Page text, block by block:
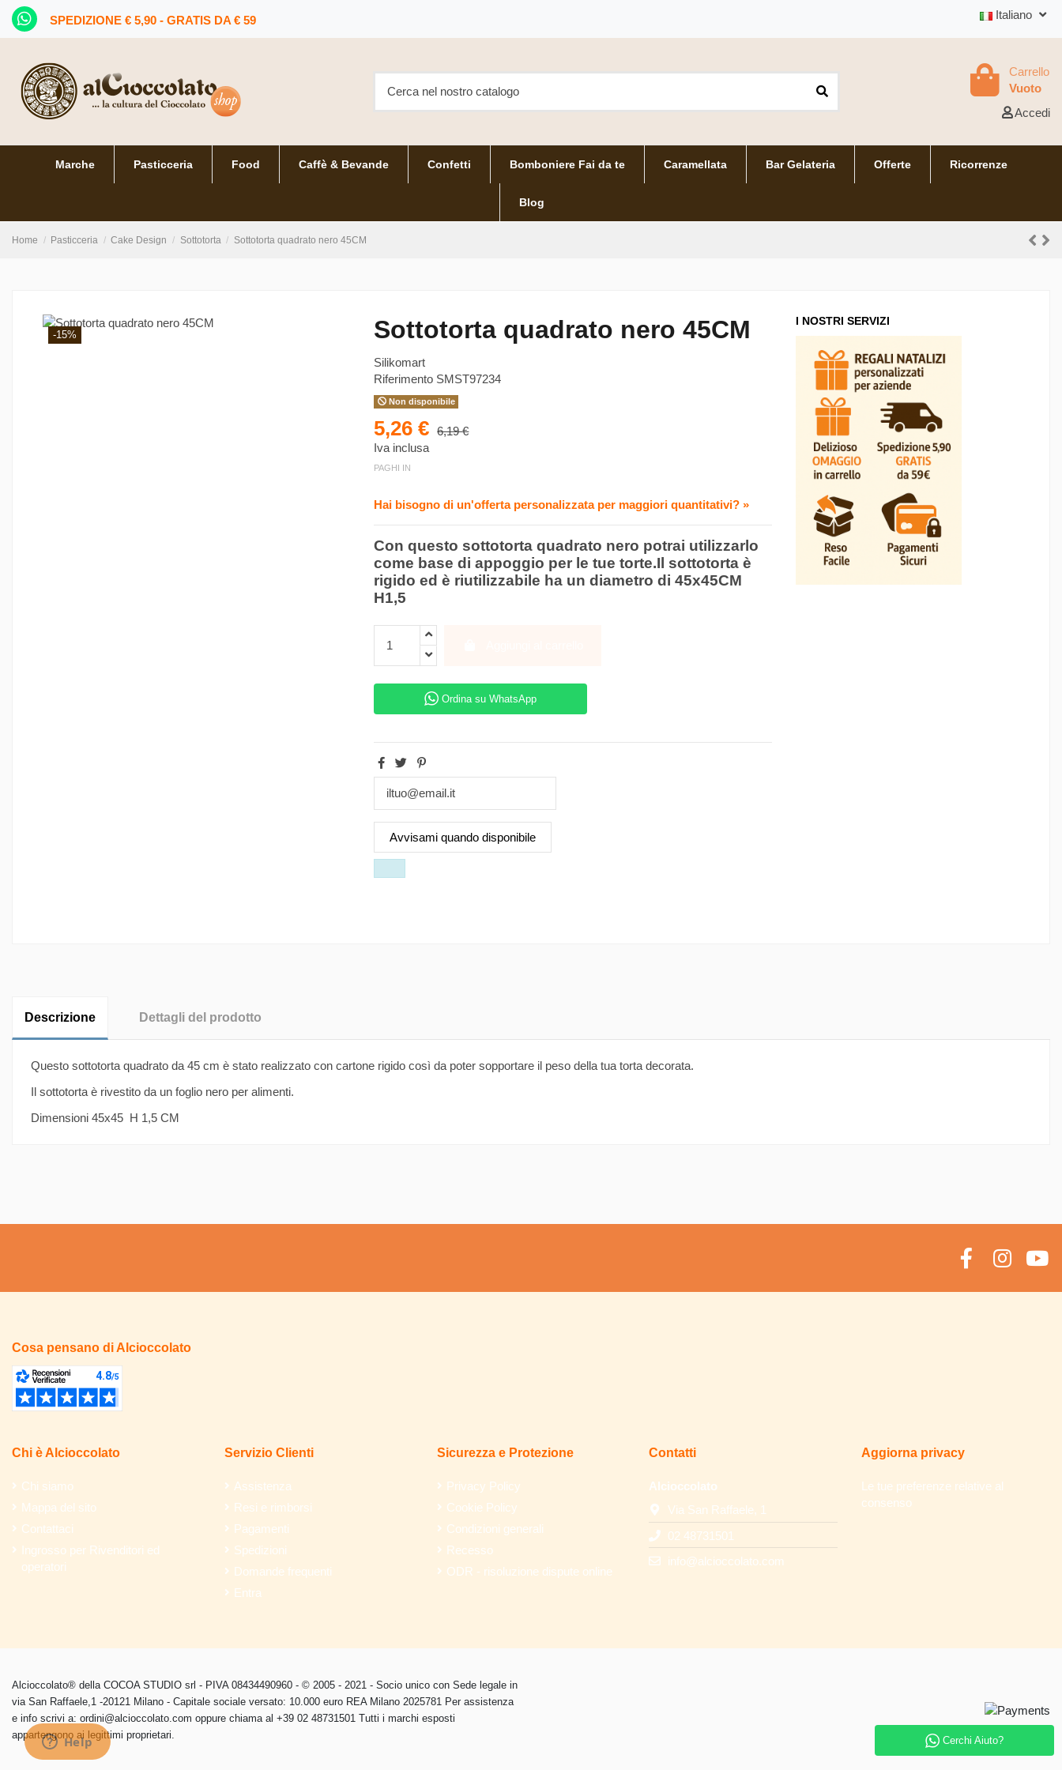
SPEDIZIONE € 5,90 - GRATIS DA € 59 Italiano
Carrello
Vuoto
Accedi
Marche Pasticceria Food Caffè & Bevande Confetti Bomboniere Fai da te Caramellata Bar Gelateria Offerte Ricorrenze
Blog
Home Pasticceria Cake Design Sottotorta Sottotorta quadrato nero 45CM
-15% Sottotorta quadrato nero 45CM
Silikomart
Riferimento SMST97234
Non disponibile
5,26 €
6,19 €
Iva inclusa
PAGHI IN
Hai bisogno di un'offerta personalizzata per maggiori quantitativi? »
Con questo sottotorta quadrato nero potrai utilizzarlo
come base di appoggio per le tue torte.Il sottotorta è
rigido ed è riutilizzabile ha un diametro di 45x45CM
H1,5
Ordina su WhatsApp
I NOSTRI SERVIZI
Descrizione Dettagli del prodotto
Questo sottotorta quadrato da 45 cm è stato realizzato con cartone rigido così da poter sopportare il peso della tua torta decorata.
Il sottotorta è rivestito da un foglio nero per alimenti.
Dimensioni 45x45 H 1,5 CM
Cosa pensano di Alcioccolato
Chi è Alcioccolato
Chi siamo
Mappa del sito
Contattaci
Ingrosso per Rivenditori ed
operatori
Servizio Clienti
Assistenza
Resi e rimborsi
Pagamenti
Spedizioni
Domande frequenti
Entra
Sicurezza e Protezione
Privacy Policy
Cookie Policy
Condizioni generali
Recesso
ODR - risoluzione dispute online
Contatti
Alcioccolato
Via San Raffaele, 1
02 48731501
info@alcioccolato.com
Aggiorna privacy
Le tue preferenze relative al
consenso
Alcioccolato® della COCOA STUDIO srl - PIVA 08434490960 - © 2005 - 2021 - Socio unico con Sede legale in
via San Raffaele,1 -20121 Milano - Capitale sociale versato: 10.000 euro REA Milano 2025781 Per assistenza
e info scrivi a: ordini@alcioccolato.com oppure chiama al +39 02 48731501 Tutti i marchi esposti
appartengono ai legittimi proprietari.
Cerchi Aiuto?